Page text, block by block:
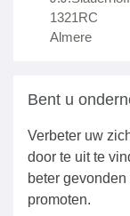
1321RC
Almere
Bent u
Verbeter uw
door te uit te
beter
promoten.